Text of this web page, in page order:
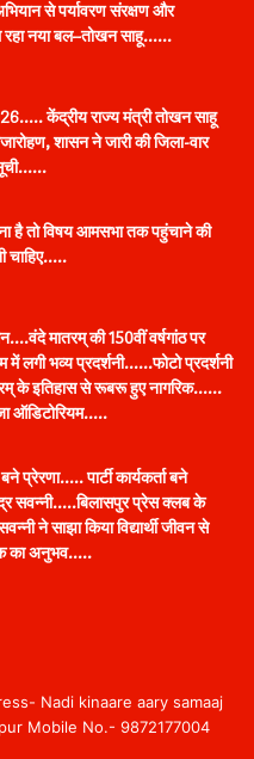
से पर्यावरण संरक्षण और
रहा नया बल–तोखन साहू……
केंद्रीय राज्य मंत्री तोखन साहू
शासन ने जारी की जिला-वार
है तो विषय आमसभा तक पहुंचाने की
चाहिए…..
मातरम् की 150वीं वर्षगांठ पर
में लगी भव्य प्रदर्शनी……फोटो प्रदर्शनी
के इतिहास से रूबरू हुए नागरिक……
ऑडिटोरियम…..
प्रेरणा….. पार्टी कार्यकर्ता बने
सवन्नी…..बिलासपुर प्रेस क्लब के
ने साझा किया विद्यार्थी जीवन से
का अनुभव…..
Nadi kinaare aary samaaj
Mobile No.- 9872177004